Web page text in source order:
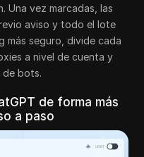
Una vez marcadas, las
aviso y todo el lote
más seguro, divide cada
a nivel de cuenta y
de bots.
de forma más
a paso